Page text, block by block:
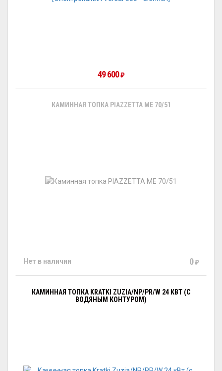
49 600₽
КАМИННАЯ ТОПКА PIAZZETTA ME 70/51
Нет в наличии 0₽
КАМИННАЯ ТОПКА KRATKI ZUZIA/NP/PR/W 24 КВТ (С
ВОДЯНЫМ КОНТУРОМ)